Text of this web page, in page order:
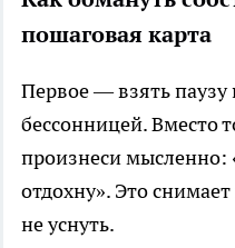
пошаговая карта
Первое — взять паузу
бессонницей. Вместо
произнеси мысленно:
отдохну». Это
не уснуть.